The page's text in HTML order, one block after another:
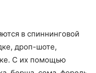
в спиннинговой
дроп-шоте,
С их помощью